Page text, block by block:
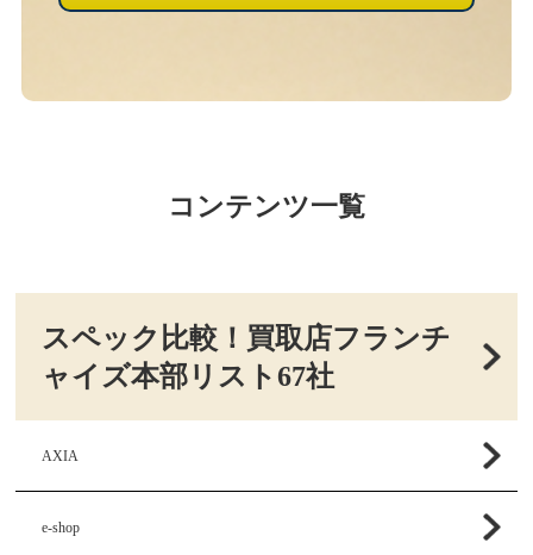
コンテンツ一覧
スペック比較！買取店フランチ
ャイズ本部リスト67社
AXIA
e-shop